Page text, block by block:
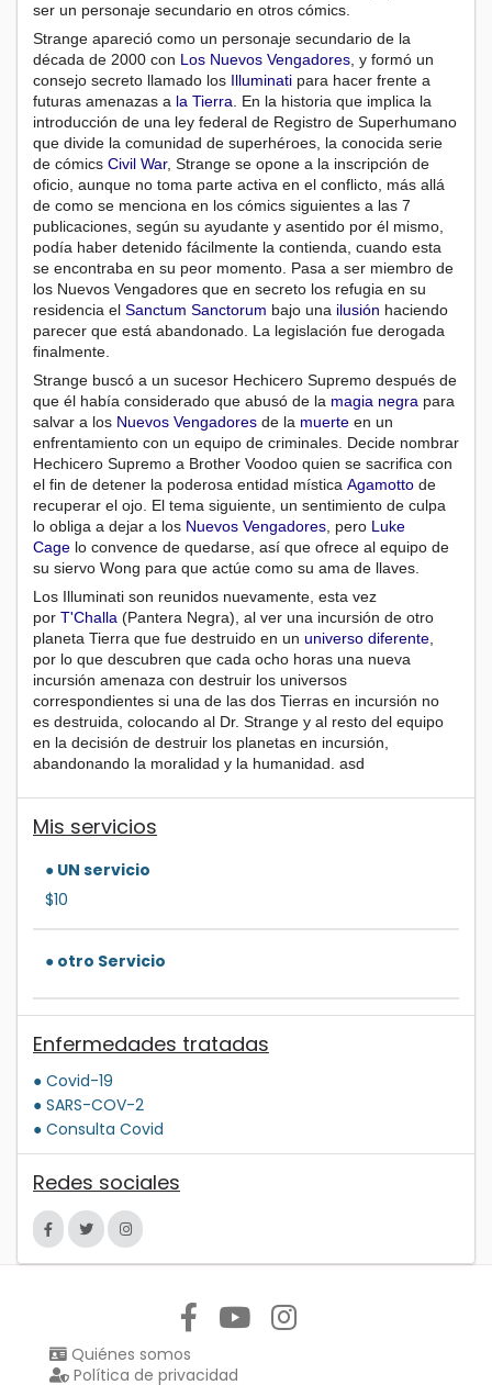
ser un personaje secundario en otros cómics.
Strange apareció como un personaje secundario de la
década de 2000 con Los Nuevos Vengadores, y formó un
consejo secreto llamado los Illuminati para hacer frente a
futuras amenazas a la Tierra. En la historia que implica la
introducción de una ley federal de Registro de Superhumano
que divide la comunidad de superhéroes, la conocida serie
de cómics Civil War, Strange se opone a la inscripción de
oficio, aunque no toma parte activa en el conflicto, más allá
de como se menciona en los cómics siguientes a las 7
publicaciones, según su ayudante y asentido por él mismo,
podía haber detenido fácilmente la contienda, cuando esta
se encontraba en su peor momento. Pasa a ser miembro de
los Nuevos Vengadores que en secreto los refugia en su
residencia el Sanctum Sanctorum bajo una ilusión haciendo
parecer que está abandonado. La legislación fue derogada
finalmente.
Strange buscó a un sucesor Hechicero Supremo después de
que él había considerado que abusó de la magia negra para
salvar a los Nuevos Vengadores de la muerte en un
enfrentamiento con un equipo de criminales. Decide nombrar
Hechicero Supremo a Brother Voodoo quien se sacrifica con
el fin de detener la poderosa entidad mística Agamotto de
recuperar el ojo. El tema siguiente, un sentimiento de culpa
lo obliga a dejar a los Nuevos Vengadores, pero Luke
Cage lo convence de quedarse, así que ofrece al equipo de
su siervo Wong para que actúe como su ama de llaves.
Los Illuminati son reunidos nuevamente, esta vez
por T'Challa (Pantera Negra), al ver una incursión de otro
planeta Tierra que fue destruido en un universo diferente,
por lo que descubren que cada ocho horas una nueva
incursión amenaza con destruir los universos
correspondientes si una de las dos Tierras en incursión no
es destruida, colocando al Dr. Strange y al resto del equipo
en la decisión de destruir los planetas en incursión,
abandonando la moralidad y la humanidad. asd
Mis servicios
● UN servicio
$10
● otro Servicio
Enfermedades tratadas
● Covid-19
● SARS-COV-2
● Consulta Covid
Redes sociales
Quiénes somos
Política de privacidad